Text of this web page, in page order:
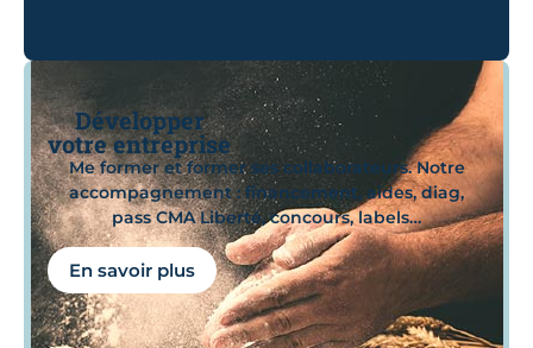
Développer
votre entreprise
Me former et former ses collaborateurs. Notre
accompagnement : financement, aides, diag,
pass CMA Liberté, concours, labels…
En savoir plus